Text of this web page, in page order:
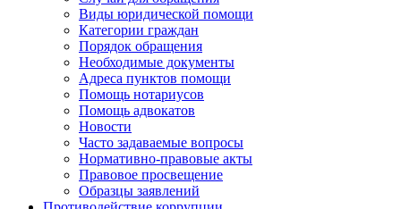
Виды юридической помощи
Категории граждан
Порядок обращения
Необходимые документы
Адреса пунктов помощи
Помощь нотариусов
Помощь адвокатов
Новости
Часто задаваемые вопросы
Нормативно-правовые акты
Правовое просвещение
Образцы заявлений